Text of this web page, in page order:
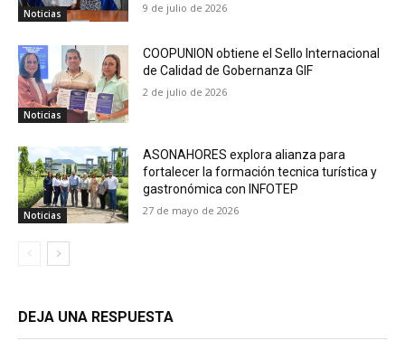
Noticias 9 de julio de 2026
Noticias
COOPUNION obtiene el Sello Internacional
de Calidad de Gobernanza GIF
2 de julio de 2026
Noticias
ASONAHORES explora alianza para
fortalecer la formación tecnica turística y
gastronómica con INFOTEP
27 de mayo de 2026
DEJA UNA RESPUESTA